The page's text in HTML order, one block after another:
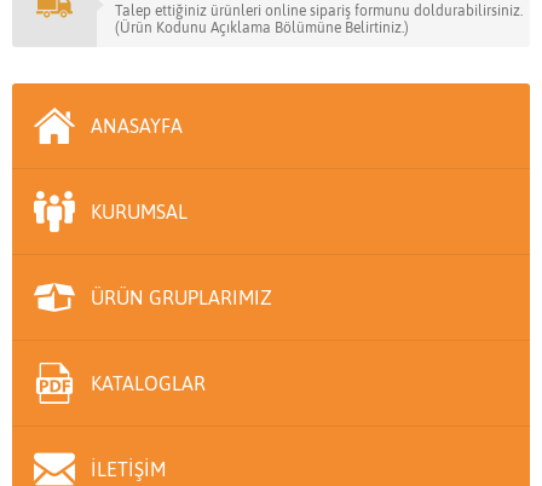
Talep ettiğiniz ürünleri online sipariş formunu doldurabilirsiniz.
(Ürün Kodunu Açıklama Bölümüne Belirtiniz.)
ANASAYFA
KURUMSAL
ÜRÜN GRUPLARIMIZ
KATALOGLAR
İLETİŞİM